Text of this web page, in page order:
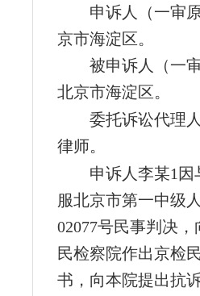
申诉人（一审
京市海淀区。
被申诉人（一
北京市海淀区。
委托诉讼代理
律师。
申诉人李某1
服北京市第一中级
02077号民事判决
民检察院作出京检
书，向本院提出抗